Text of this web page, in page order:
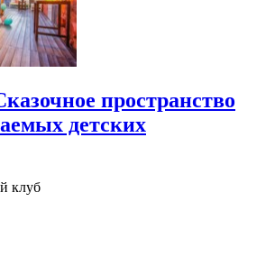
пространство
детских
клуб